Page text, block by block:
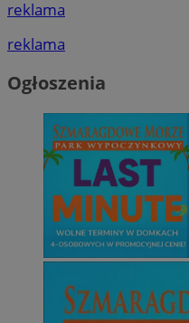
reklama
reklama
Ogłoszenia